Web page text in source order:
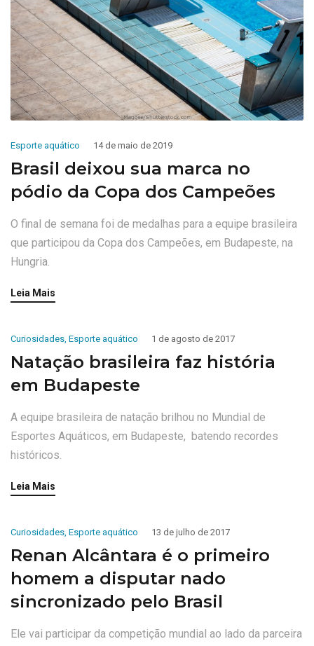
Esporte aquático 14 de maio de 2019
Brasil deixou sua marca no
pódio da Copa dos Campeões
O final de semana foi de medalhas para a equipe brasileira
que participou da Copa dos Campeões, em Budapeste, na
Hungria.
Leia Mais
Curiosidades, Esporte aquático 1 de agosto de 2017
Natação brasileira faz história
em Budapeste
A equipe brasileira de natação brilhou no Mundial de
Esportes Aquáticos, em Budapeste, batendo recordes
históricos.
Leia Mais
Curiosidades, Esporte aquático 13 de julho de 2017
Renan Alcântara é o primeiro
homem a disputar nado
sincronizado pelo Brasil
Ele vai participar da competição mundial ao lado da parceira